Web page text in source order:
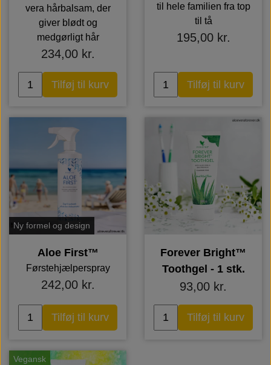
vera hårbalsam, der
giver blødt og
medgørligt hår
234,00 kr.
Tilføj til kurv
til hele familien fra top
til tå
195,00 kr.
Tilføj til kurv
Ny formel og design
Aloe First™
Førstehjælperspray
242,00 kr.
Tilføj til kurv
Forever Bright™
Toothgel - 1 stk.
93,00 kr.
Tilføj til kurv
Vegansk